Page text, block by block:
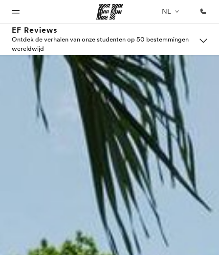
NL
Home
Welkom
bij EF
Programma's
Bekijk alles dat we
doen
Kantoren
Vind een
kantoor
Over
ons
Wie
wij zijn
Carrières
Kom bij ons
team
EF Reviews
Ontdek de verhalen van onze studenten op 50 bestemmingen
wereldwijd